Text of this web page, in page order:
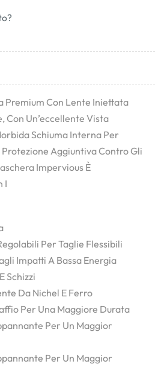
Premium Con Lente Iniettata
Con Un’eccellente Vista
Schiuma Interna Per
Aggiuntiva Contro Gli
Impervious È
I
Per Taglie Flessibili
Impatti A Bassa Energia
Schizzi
Da Nichel E Ferro
Per Una Maggiore Durata
Per Un Maggior
Per Un Maggior